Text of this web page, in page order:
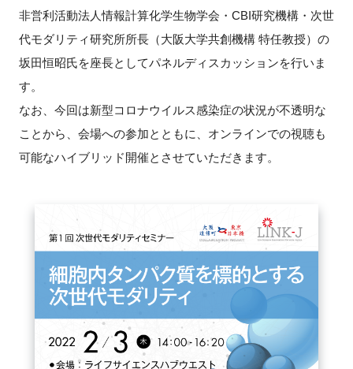
閉じる
非営利活動法人情報計算化学生物学会・CBI研究機構・次世
代モダリティ研究所所長（大阪大学共創機構 特任教授）の
坂田恒昭氏を座長としてパネルディスカッションを行いま
す。
なお、今回は新型コロナウイルス感染症の状況が不透明な
ことから、会場への参加とともに、オンラインでの視聴も
可能なハイブリッド開催とさせていただきます。